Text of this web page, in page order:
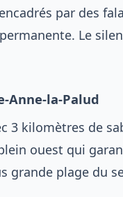
par des
Le
Anne-la-Palud
3 kilomètres de
ouest qui
grande plage du